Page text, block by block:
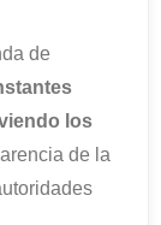
de
los
de la